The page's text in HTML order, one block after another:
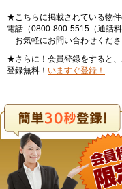
★こちらに掲載されている物
電話（0800-800-5515（通話
お気軽にお問い合わせくださ
★さらに！会員登録をすると
登録無料！ いますぐ登録！